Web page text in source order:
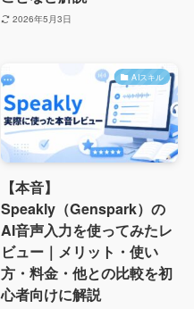
2026年5月3日
AIスキル
【本音】
Speakly（Genspark）の
AI音声入力を使ってみたレ
ビュー｜メリット・使い
方・料金・他との比較を初
心者向けに解説